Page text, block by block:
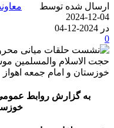
ارسال شده توسط
2024-12-04
در 2024-12-04
0
به گزارش روابط عمومی